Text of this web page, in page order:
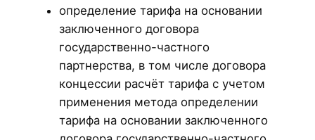
определение тарифа на основании
заключенного договора
государственно-частного
партнерства, в том числе договора
концессии расчёт тарифа с учетом
применения метода определении
тарифа на основании заключенного